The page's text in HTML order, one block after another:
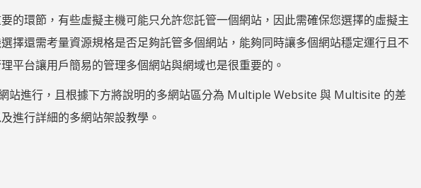
的環節，有些虛擬主機可能只允許您託管一個網站，因此需確保您選擇的虛擬主
擇還需考量資源規格是否足夠託管多個網站，能夠同時讓多個網站穩定運行且不
平台讓用戶簡易的管理多個網站與網域也是很重要的。
站進行，且根據下方將說明的多網站區分為 Multiple Website 與 Multisite 的差
進行詳細的多網站架設教學。